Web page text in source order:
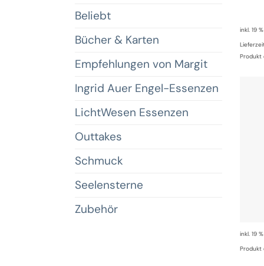
Beliebt
Bücher & Karten
Empfehlungen von Margit
Ingrid Auer Engel-Essenzen
LichtWesen Essenzen
Outtakes
Schmuck
Seelensterne
Zubehör
inkl. 19
Produkt
inkl. 19
Produkt